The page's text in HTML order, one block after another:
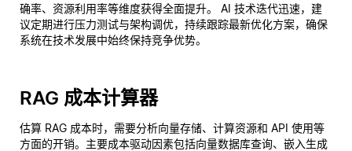
确率、资源利用率等维度获得全面提升。 AI 技术迭代迅速，建
议定期进行压力测试与架构调优，持续跟踪最新优化方案，确保
系统在技术发展中始终保持竞争优势。
RAG 成本计算器
估算 RAG 成本时，需要分析向量存储、计算资源和 API 使用等
方面的开销。主要成本驱动因素包括向量数据库查询、嵌入生成